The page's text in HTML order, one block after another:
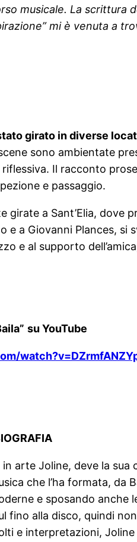
musicale. La
mi è venuta a
girato in diverse
sono ambientate
riflessiva. Il racconto
e passaggio.
girate a Sant’Elia, dove
e a Giovanni Plances,
e al supporto
su YouTube
arte Joline, deve la
che l’ha formata, da
e sposando anche
fino alla disco, quindi
e interpretazioni,